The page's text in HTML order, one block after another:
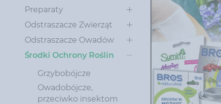
Preparaty
Odstraszacze Zwierząt
Odstraszacze Owadów
Środki Ochrony Roślin
Grzybobójcze
Owadobójcze,
przeciwko insektom